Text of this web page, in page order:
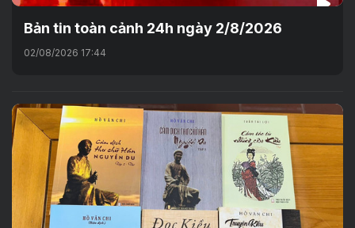
Bản tin toàn cảnh 24h ngày 2/8/2026
02/08/2026 17:44